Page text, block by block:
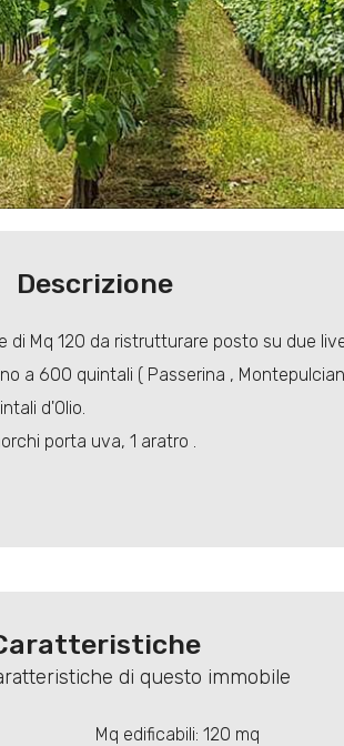
Descrizione
Mq 120 da ristrutturare posto su due
a 600 quintali ( Passerina ,
d'Olio.
porta uva, 1 aratro .
di questo immobile
Mq edificabili: 120 mq